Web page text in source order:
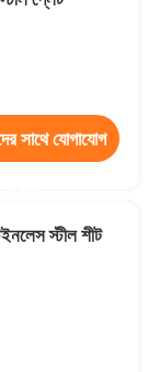
সাথে যোগাযোগ
স্টীল শীট